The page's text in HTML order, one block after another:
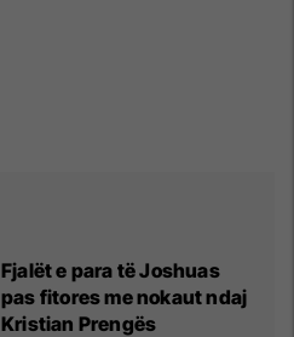
Fjalët e para të Joshuas
pas fitores me nokaut ndaj
Kristian Prengës